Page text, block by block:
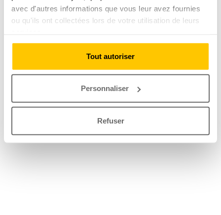
avec d'autres informations que vous leur avez fournies
ou qu'ils ont collectées lors de votre utilisation de leurs
Tout autoriser
Personnaliser
Refuser